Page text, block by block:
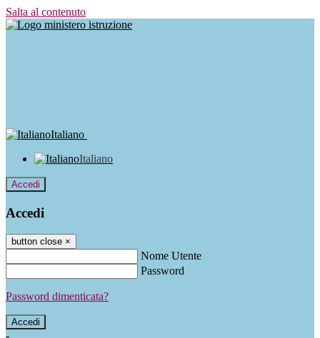
Salta al contenuto
Italiano
Italiano
Accedi
Accedi
button close ×
Nome Utente
Password
Password dimenticata?